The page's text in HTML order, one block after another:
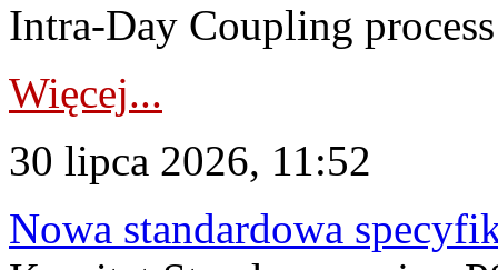
Intra-Day Coupling
Więcej...
30 lipca 2026, 11:52
Nowa standardowa